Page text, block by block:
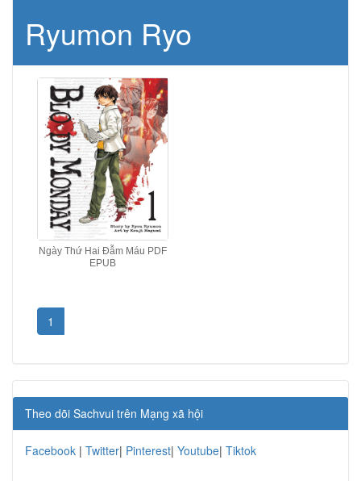
Ryumon Ryo
Ngày Thứ Hai Đẫm Máu PDF
EPUB
1
Theo dõi Sachvui trên Mạng xã hội
Facebook | Twitter| Pinterest| Youtube| Tiktok